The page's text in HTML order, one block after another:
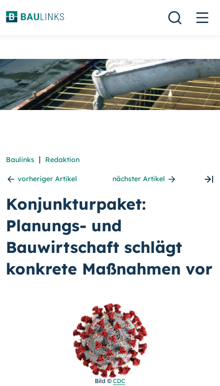
Baulinks | Redaktion
vorheriger Artikel nächster Artikel
Konjunkturpaket:
Planungs- und
Bauwirtschaft schlägt
konkrete Maßnahmen vor
Bild ©CDC